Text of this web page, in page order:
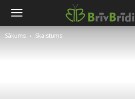
Sākums Skaistums